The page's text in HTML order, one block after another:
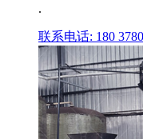
.
联系电话: 180